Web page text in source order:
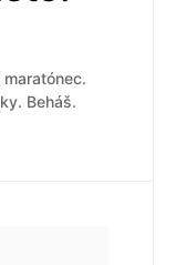
Beháš.